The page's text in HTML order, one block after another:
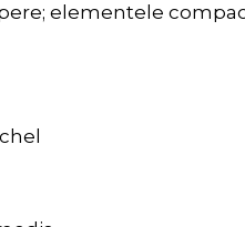
elementele